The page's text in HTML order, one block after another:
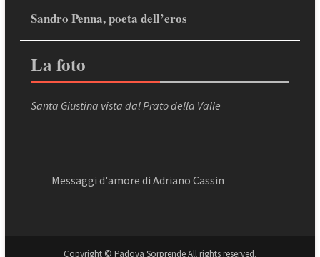
Sandro Penna, poeta dell’eros
La foto
Santa Giustina vista dal Prato della Valle
Messaggi d'amore di Adriano Cassin
Copyright © Padova Sorprende All rights reserved.